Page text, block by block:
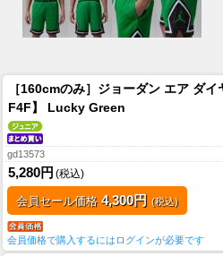
［160cmのみ］ジョーダン エア ダ
F4F】 Lucky Green
gd13573
5,280円 (税込)
会員セール価格 4,300円 (税込)
会員価格で購入するにはログインが必要です